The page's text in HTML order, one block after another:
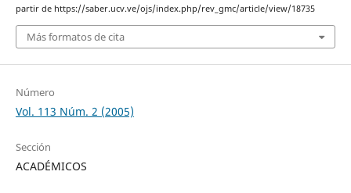
partir de https://saber.ucv.ve/ojs/index.php/rev_gmc/article/view/18735
Más formatos de cita
Número
Vol. 113 Núm. 2 (2005)
Sección
ACADÉMICOS